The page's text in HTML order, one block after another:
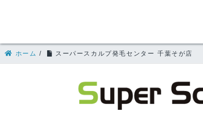
ホーム / スーパースカルプ発毛センター 千葉そが店